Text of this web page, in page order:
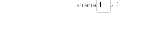
strana z 1